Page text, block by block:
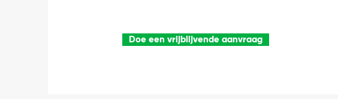
Doe een vrijblijvende aanvraag